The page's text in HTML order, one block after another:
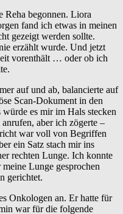
Reha begonnen. Liora
fand ich etwas in meinen
gezeigt werden sollte.
erzählt wurde. Und jetzt
vorenthält … oder ob ich
auf und ab, balancierte auf
Scan-Dokument in den
es mir im Hals stecken
aber ich zögerte –
war voll von Begriffen
ein Satz stach mir ins
rechten Lunge. Ich konnte
Lunge gesprochen
gerichtet.
Onkologen an. Er hatte für
war für die folgende